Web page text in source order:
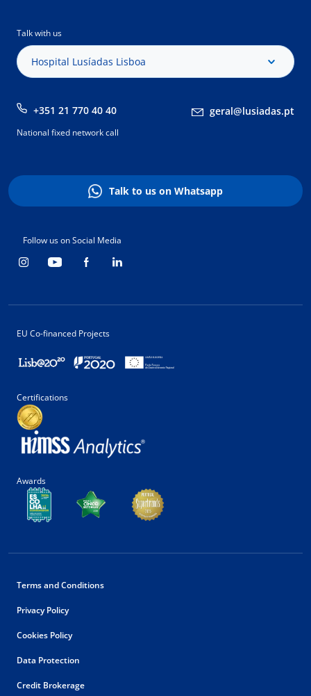
Talk with us
Hospital Lusíadas Lisboa
+351 21 770 40 40 geral@lusiadas.pt
National fixed network call
Talk to us on Whatsapp
Follow us on Social Media
EU Co-financed Projects
Certifications
Awards
Terms and Conditions
Privacy Policy
Cookies Policy
Data Protection
Credit Brokerage